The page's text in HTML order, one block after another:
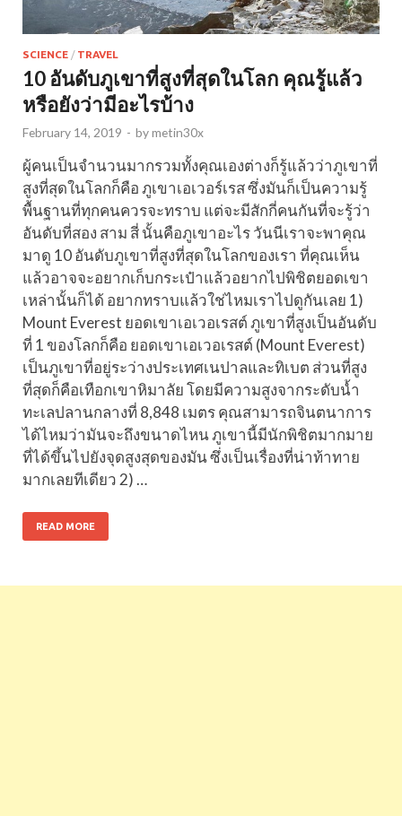
SCIENCE / TRAVEL
10 อันดับภูเขาที่สูงที่สุดในโลก คุณรู้แล้ว
หรือยังว่ามีอะไรบ้าง
February 14, 2019 - bymetin30x
ผู้คนเป็นจำนวนมากรวมทั้งคุณเองต่างก็รู้แล้วว่าภูเขาที่
สูงที่สุดในโลกก็คือ ภูเขาเอเวอร์เรส ซึ่งมันก็เป็นความรู้
พื้นฐานที่ทุกคนควรจะทราบ แต่จะมีสักกี่คนกันที่จะรู้ว่า
อันดับที่สอง สาม สี่ นั้นคือภูเขาอะไร วันนีเราจะพาคุณ
มาดู 10 อันดับภูเขาที่สูงที่สุดในโลกของเรา ที่คุณเห็น
แล้วอาจจะอยากเก็บกระเป๋าแล้วอยากไปพิชิตยอดเขา
เหล่านั้นก็ได้ อยากทราบแล้วใช่ไหมเราไปดูกันเลย 1)
Mount Everest ยอดเขาเอเวอเรสต์ ภูเขาที่สูงเป็นอันดับ
ที่ 1 ของโลกก็คือ ยอดเขาเอเวอเรสต์ (Mount Everest)
เป็นภูเขาที่อยู่ระว่างประเทศเนปาลและทิเบต ส่วนที่สูง
ที่สุดก็คือเทือกเขาหิมาลัย โดยมีความสูงจากระดับน้ำ
ทะเลปลานกลางที่ 8,848 เมตร คุณสามารถจินตนาการ
ได้ไหมว่ามันจะถึงขนาดไหน ภูเขานี้มีนักพิชิตมากมาย
ที่ได้ขึ้นไปยังจุดสูงสุดของมัน ซึ่งเป็นเรื่องที่น่าท้าทาย
มากเลยทีเดียว 2) …
READ MORE